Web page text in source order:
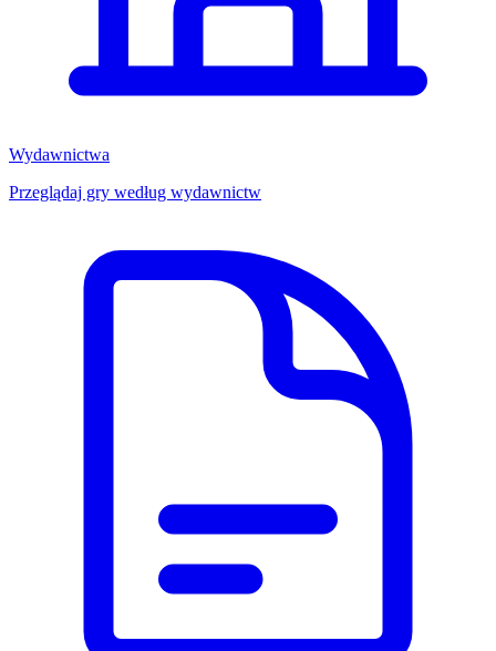
Wydawnictwa
Przeglądaj gry według wydawnictw